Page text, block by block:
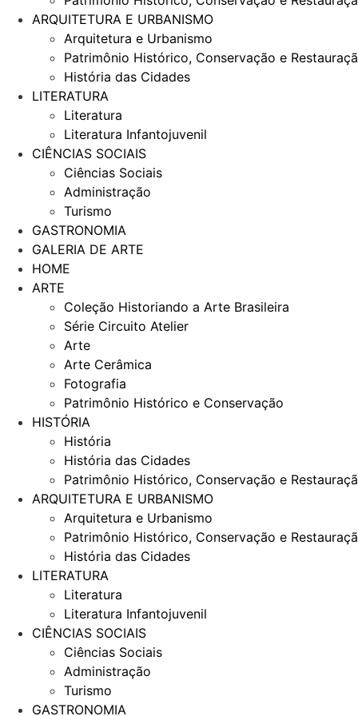
ARQUITETURA E URBANISMO
Arquitetura e Urbanismo
Patrimônio Histórico, Conservação e
História das Cidades
LITERATURA
Literatura
Literatura Infantojuvenil
CIÊNCIAS SOCIAIS
Ciências Sociais
Administração
Turismo
GASTRONOMIA
GALERIA DE ARTE
HOME
ARTE
Coleção Historiando a Arte Brasileira
Série Circuito Atelier
Arte
Arte Cerâmica
Fotografia
Patrimônio Histórico e Conservação
HISTÓRIA
História
História das Cidades
Patrimônio Histórico, Conservação e
ARQUITETURA E URBANISMO
Arquitetura e Urbanismo
Patrimônio Histórico, Conservação e
História das Cidades
LITERATURA
Literatura
Literatura Infantojuvenil
CIÊNCIAS SOCIAIS
Ciências Sociais
Administração
Turismo
GASTRONOMIA